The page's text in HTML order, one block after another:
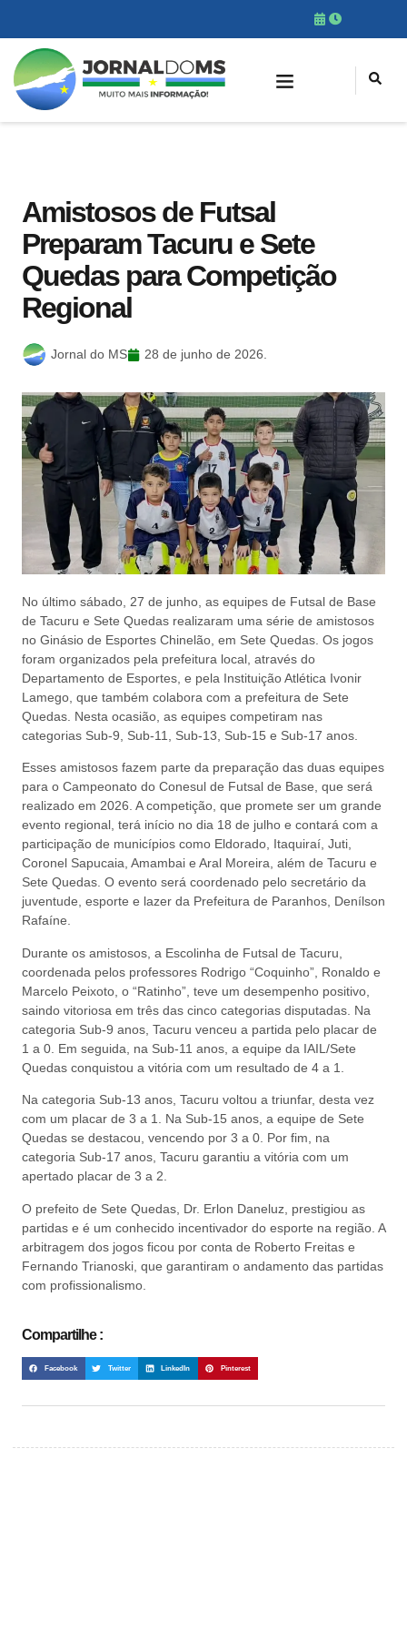
Amistosos de Futsal
Preparam Tacuru e Sete
Quedas para Competição
Regional
Jornal do MS 28 de junho de 2026.
No último sábado, 27 de junho, as equipes de Futsal de Base
de Tacuru e Sete Quedas realizaram uma série de amistosos
no Ginásio de Esportes Chinelão, em Sete Quedas. Os jogos
foram organizados pela prefeitura local, através do
Departamento de Esportes, e pela Instituição Atlética Ivonir
Lamego, que também colabora com a prefeitura de Sete
Quedas. Nesta ocasião, as equipes competiram nas
categorias Sub-9, Sub-11, Sub-13, Sub-15 e Sub-17 anos.
Esses amistosos fazem parte da preparação das duas equipes
para o Campeonato do Conesul de Futsal de Base, que será
realizado em 2026. A competição, que promete ser um grande
evento regional, terá início no dia 18 de julho e contará com a
participação de municípios como Eldorado, Itaquiraí, Juti,
Coronel Sapucaia, Amambai e Aral Moreira, além de Tacuru e
Sete Quedas. O evento será coordenado pelo secretário da
juventude, esporte e lazer da Prefeitura de Paranhos, Denílson
Rafaíne.
Durante os amistosos, a Escolinha de Futsal de Tacuru,
coordenada pelos professores Rodrigo “Coquinho”, Ronaldo e
Marcelo Peixoto, o “Ratinho”, teve um desempenho positivo,
saindo vitoriosa em três das cinco categorias disputadas. Na
categoria Sub-9 anos, Tacuru venceu a partida pelo placar de
1 a 0. Em seguida, na Sub-11 anos, a equipe da IAIL/Sete
Quedas conquistou a vitória com um resultado de 4 a 1.
Na categoria Sub-13 anos, Tacuru voltou a triunfar, desta vez
com um placar de 3 a 1. Na Sub-15 anos, a equipe de Sete
Quedas se destacou, vencendo por 3 a 0. Por fim, na
categoria Sub-17 anos, Tacuru garantiu a vitória com um
apertado placar de 3 a 2.
O prefeito de Sete Quedas, Dr. Erlon Daneluz, prestigiou as
partidas e é um conhecido incentivador do esporte na região. A
arbitragem dos jogos ficou por conta de Roberto Freitas e
Fernando Trianoski, que garantiram o andamento das partidas
com profissionalismo.
Compartilhe :
Facebook Twitter LinkedIn Pinterest